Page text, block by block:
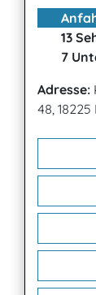
13
7
Adresse:
48,